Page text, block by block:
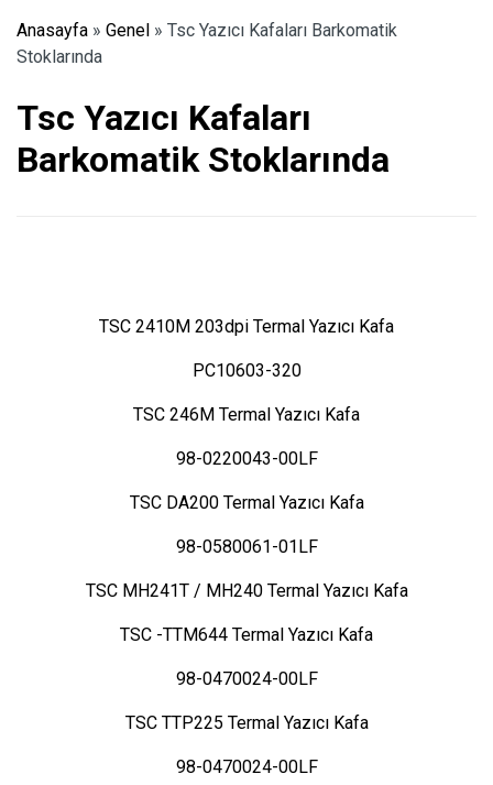
Anasayfa » Genel » Tsc Yazıcı Kafaları Barkomatik
Stoklarında
Tsc Yazıcı Kafaları
Barkomatik Stoklarında
TSC 2410M 203dpi Termal Yazıcı Kafa
PC10603-320
TSC 246M Termal Yazıcı Kafa
98-0220043-00LF
TSC DA200 Termal Yazıcı Kafa
98-0580061-01LF
TSC MH241T / MH240 Termal Yazıcı Kafa
TSC -TTM644 Termal Yazıcı Kafa
98-0470024-00LF
TSC TTP225 Termal Yazıcı Kafa
98-0470024-00LF